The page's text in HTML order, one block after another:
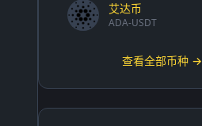
艾达币
ADA-USDT
查看全部币种 →